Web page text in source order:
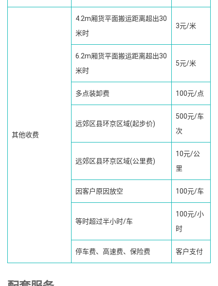
其他收费
4.2m厢货平面搬运距离超出30
米时
3元/米
6.2m厢货平面搬运距离超出30
米时
5元/米
多点装卸费 100元/点
远郊区县环京区域(起步价)
500元/车
次
远郊区县环京区域(公里费)
10元/公
里
因客户原因放空 100元/车
等时超过半小时/车
100元/小
时
停车费、高速费、保险费 客户支付